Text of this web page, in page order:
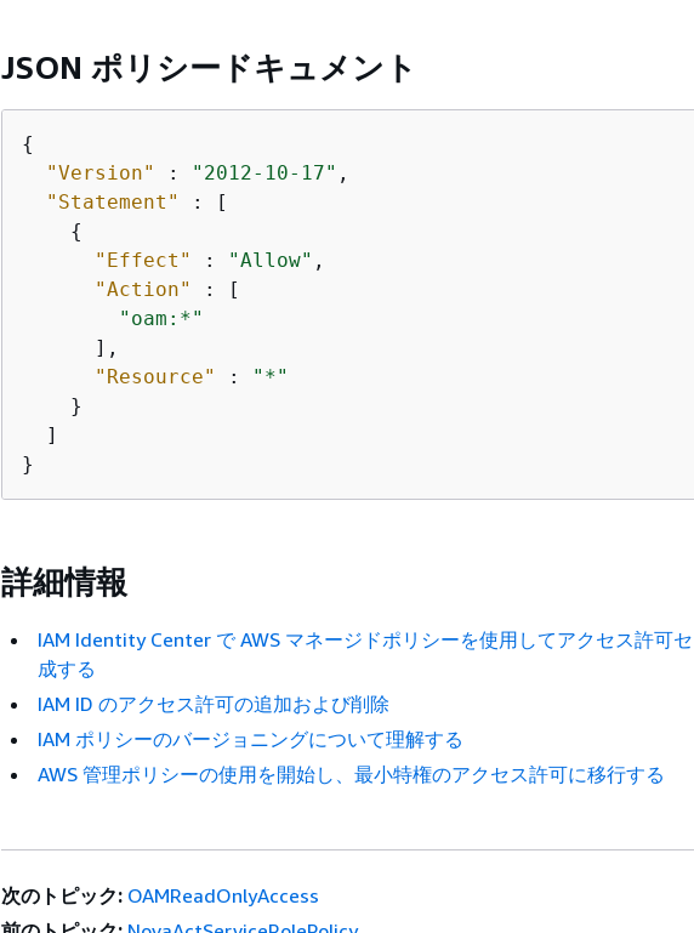
JSON ポリシードキュメント
{
"Version"
: "2012-10-17" ,
"Statement"
: [
{
"Effect"
: "Allow" ,
"Action"
: [
"oam:*"
      ],
"Resource"
:
"*"
    }
  ]
}
詳細情報
IAM Identity Center で AWS マネージドポリシーを使用してアクセス許可
成する
IAM ID のアクセス許可の追加および削除
IAM ポリシーのバージョニングについて理解する
AWS 管理ポリシーの使用を開始し、最小特権のアクセス許可に移行する
次のトピック: OAMReadOnlyAccess